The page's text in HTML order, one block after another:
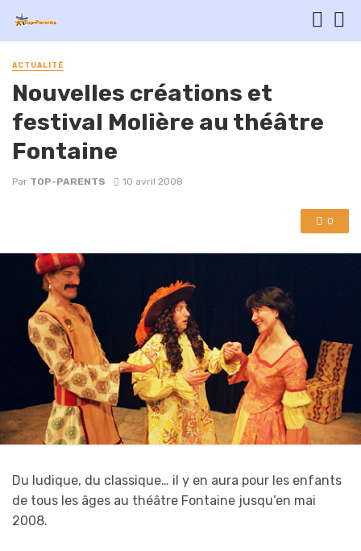
ACTUALITÉ
Nouvelles créations et
festival Molière au théâtre
Fontaine
Par TOP-PARENTS 10 avril 2008
0
Du ludique, du classique… il y en aura pour les enfants
de tous les âges au théâtre Fontaine jusqu’en mai
2008.